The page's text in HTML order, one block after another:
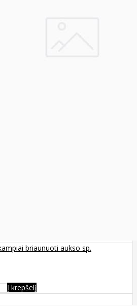
briaunuoti aukso sp.
Į krepšelį